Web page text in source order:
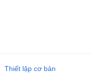
Thiết lập cơ bản